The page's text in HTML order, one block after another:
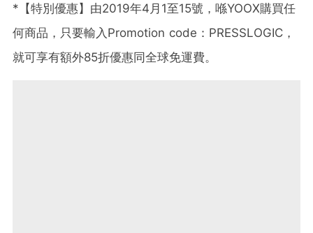
*【特別優惠】由2019年4月1至15號，喺YOOX購買任
何商品，只要輸入Promotion code：PRESSLOGIC，
就可享有額外85折優惠同全球免運費。